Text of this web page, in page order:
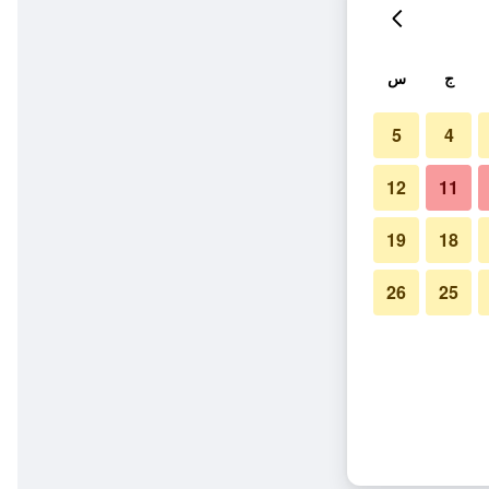
ج س
4
5
11
12
18
19
25
26